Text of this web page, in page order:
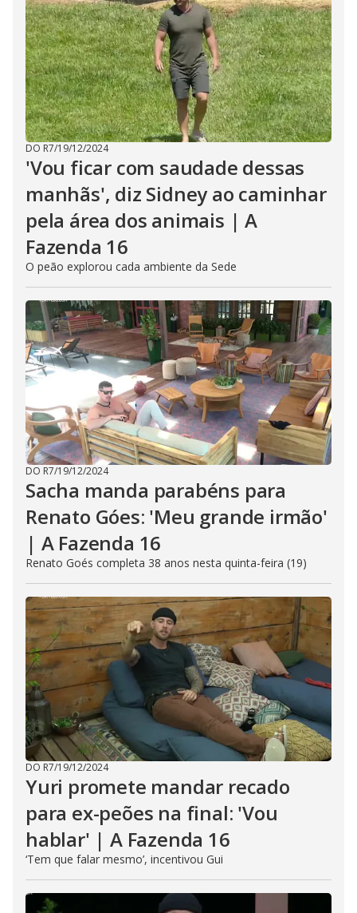
DO R7/19/12/2024
'Vou ficar com saudade dessas
manhãs', diz Sidney ao caminhar
pela área dos animais | A
Fazenda 16
O peão explorou cada ambiente da Sede
DO R7/19/12/2024
Sacha manda parabéns para
Renato Góes: 'Meu grande irmão'
| A Fazenda 16
Renato Goés completa 38 anos nesta quinta-feira (19)
DO R7/19/12/2024
Yuri promete mandar recado
para ex-peões na final: 'Vou
hablar' | A Fazenda 16
‘Tem que falar mesmo’, incentivou Gui